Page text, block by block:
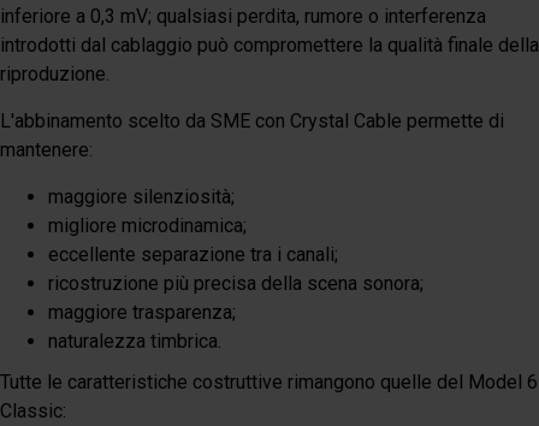
inferiore a 0,3 mV; qualsiasi perdita, rumore o interferenza
introdotti dal cablaggio può compromettere la qualità finale della
riproduzione.
L'abbinamento scelto da SME con Crystal Cable permette di
mantenere:
maggiore silenziosità;
migliore microdinamica;
eccellente separazione tra i canali;
ricostruzione più precisa della scena sonora;
maggiore trasparenza;
naturalezza timbrica.
Tutte le caratteristiche costruttive rimangono quelle del Model 6
Classic: